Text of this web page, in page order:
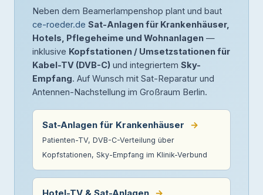
Neben dem Beamerlampenshop plant und baut
ce-roeder.de Sat-Anlagen für Krankenhäuser,
Hotels, Pflegeheime und Wohnanlagen —
inklusive Kopfstationen / Umsetzstationen für
Kabel-TV (DVB-C) und integriertem Sky-
Empfang. Auf Wunsch mit Sat-Reparatur und
Antennen-Nachstellung im Großraum Berlin.
Sat-Anlagen für Krankenhäuser →
Patienten-TV, DVB-C-Verteilung über
Kopfstationen, Sky-Empfang im Klinik-Verbund